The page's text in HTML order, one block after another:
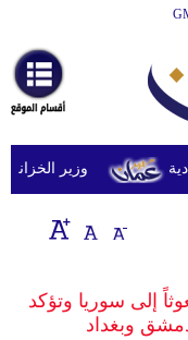
أخبارعاجلة
رياضة
ثقافة
إقتصاد
وموسيقى
وزير الخزانة
إلى سوريا وتؤكد
وبغداد